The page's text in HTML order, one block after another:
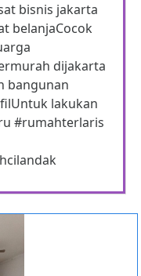
bisnis jakarta
belanjaCocok
dijakarta
bangunan
lakukan
#rumahterlaris